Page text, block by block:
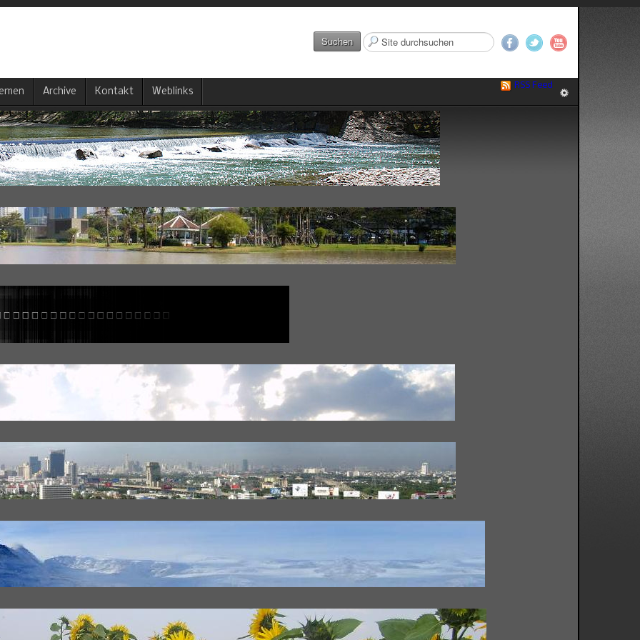
Suchen
Suchen
...
Archive Kontakt Weblinks
RSS Feed